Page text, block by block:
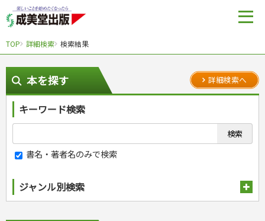
TOP 詳細検索 検索結果
本を探す 詳細検索へ
キーワード検索
書名・著者名のみで検索
ジャンル別検索